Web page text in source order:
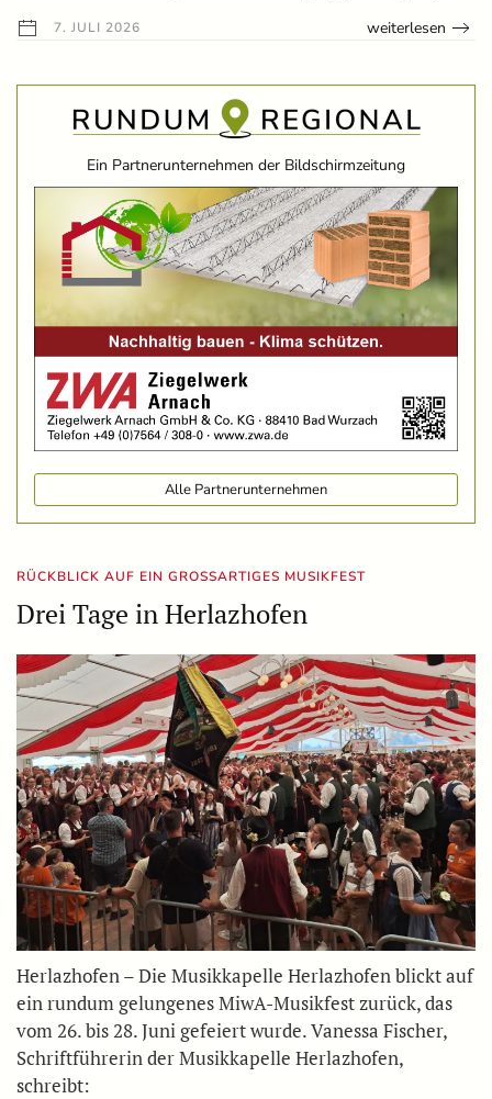
7. JULI 2026 weiterlesen
Ein Partnerunternehmen der Bildschirmzeitung
Alle Partnerunternehmen
RÜCKBLICK AUF EIN GROSSARTIGES MUSIKFEST
Drei Tage in Herlazhofen
Herlazhofen – Die Musikkapelle Herlazhofen blickt auf
ein rundum gelungenes MiwA-Musikfest zurück, das
vom 26. bis 28. Juni gefeiert wurde. Vanessa Fischer,
Schriftführerin der Musikkapelle Herlazhofen,
schreibt: